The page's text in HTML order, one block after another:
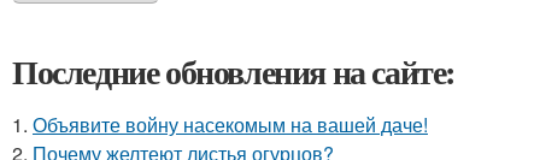
Последние обновления на сайте:
1. Объявите войну насекомым на вашей даче!
2. Почему желтеют листья огурцов?